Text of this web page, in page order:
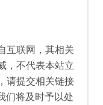
互联网，其相关
，不代表本站立
请提交相关链接
们将及时予以处